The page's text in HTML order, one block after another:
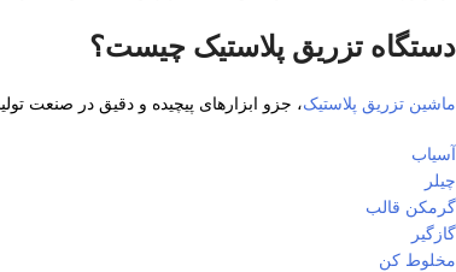
دستگاه تزریق پلاستیک چیست؟
ماشین تزریق پلاستیک، جزو ابزارهای پیچیده و دقیق در صنعت
آسیاب
چیلر
گرمکن قالب
گازگیر
مخلوط کن